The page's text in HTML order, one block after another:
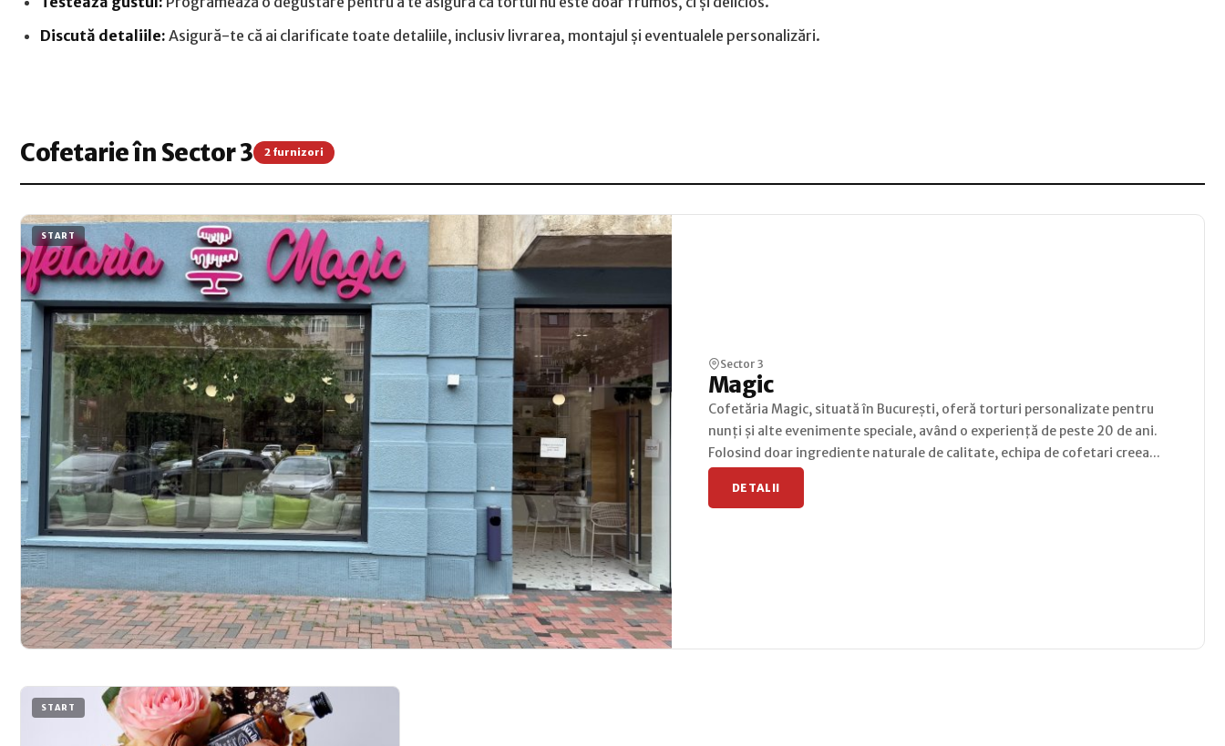
Discută detaliile: Asigură-te că ai clarificate toate detaliile, inclusiv livrarea, montajul și eventualele personalizări.
Cofetarie în Sector 3 2 furnizori
START
Sector 3
Magic
Cofetăria Magic, situată în București, oferă torturi personalizate pentru
nunți și alte evenimente speciale, având o experiență de peste 20 de ani.
Folosind doar ingrediente naturale de calitate, echipa de cofetari creea...
DETALII
START